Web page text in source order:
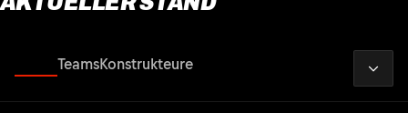
TeamsKonstrukteure